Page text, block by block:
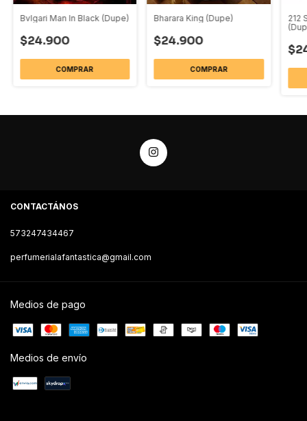
Bvlgari Man In Black (Dupe)
$24.900
COMPRAR
Bharara King (Dupe)
$24.900
COMPRAR
212
CONTACTÁNOS
573247434467
perfumerialafantastica@gmail.com
Medios de pago
Medios de envío